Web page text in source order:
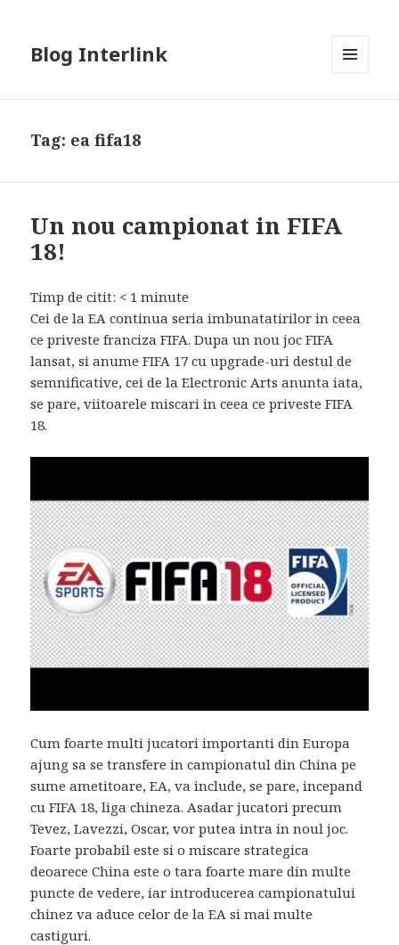
Blog Interlink
Tag: ea fifa18
Un nou campionat in FIFA
18!
Timp de citit: < 1 minute
Cei de la EA continua seria imbunatatirilor in ceea
ce priveste franciza FIFA. Dupa un nou joc FIFA
lansat, si anume FIFA 17 cu upgrade-uri destul de
semnificative, cei de la Electronic Arts anunta iata,
se pare, viitoarele miscari in ceea ce priveste FIFA
18.
Cum foarte multi jucatori importanti din Europa
ajung sa se transfere in campionatul din China pe
sume ametitoare, EA, va include, se pare, incepand
cu FIFA 18, liga chineza. Asadar jucatori precum
Tevez, Lavezzi, Oscar, vor putea intra in noul joc.
Foarte probabil este si o miscare strategica
deoarece China este o tara foarte mare din multe
puncte de vedere, iar introducerea campionatului
chinez va aduce celor de la EA si mai multe
castiguri.